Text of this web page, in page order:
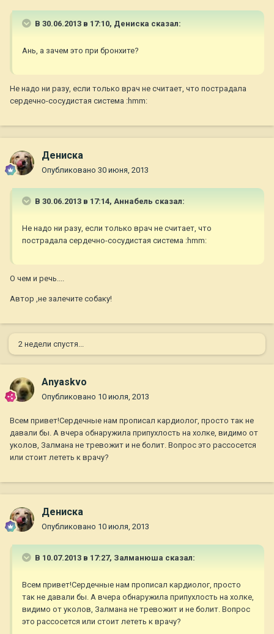
В 30.06.2013 в 17:10, Дениска сказал:
Ань, а зачем это при бронхите?
Не надо ни разу, если только врач не считает, что пострадала
сердечно-сосудистая система :hmm:
Дениска
Опубликовано 30 июня, 2013
В 30.06.2013 в 17:14, Aннaбель сказал:
Не надо ни разу, если только врач не считает, что
пострадала сердечно-сосудистая система :hmm:
О чем и речь....
Автор ,не залечите собаку!
2 недели спустя...
Anyaskvo
Опубликовано 10 июля, 2013
Всем привет!Сердечные нам прописал кардиолог, просто так не
давали бы. А вчера обнаружила припухлость на холке, видимо от
уколов, Залмана не тревожит и не болит. Вопрос это рассосется
или стоит лететь к врачу?
Дениска
Опубликовано 10 июля, 2013
В 10.07.2013 в 17:27, Залманюша сказал:
Всем привет!Сердечные нам прописал кардиолог, просто
так не давали бы. А вчера обнаружила припухлость на холке,
видимо от уколов, Залмана не тревожит и не болит. Вопрос
это рассосется или стоит лететь к врачу?